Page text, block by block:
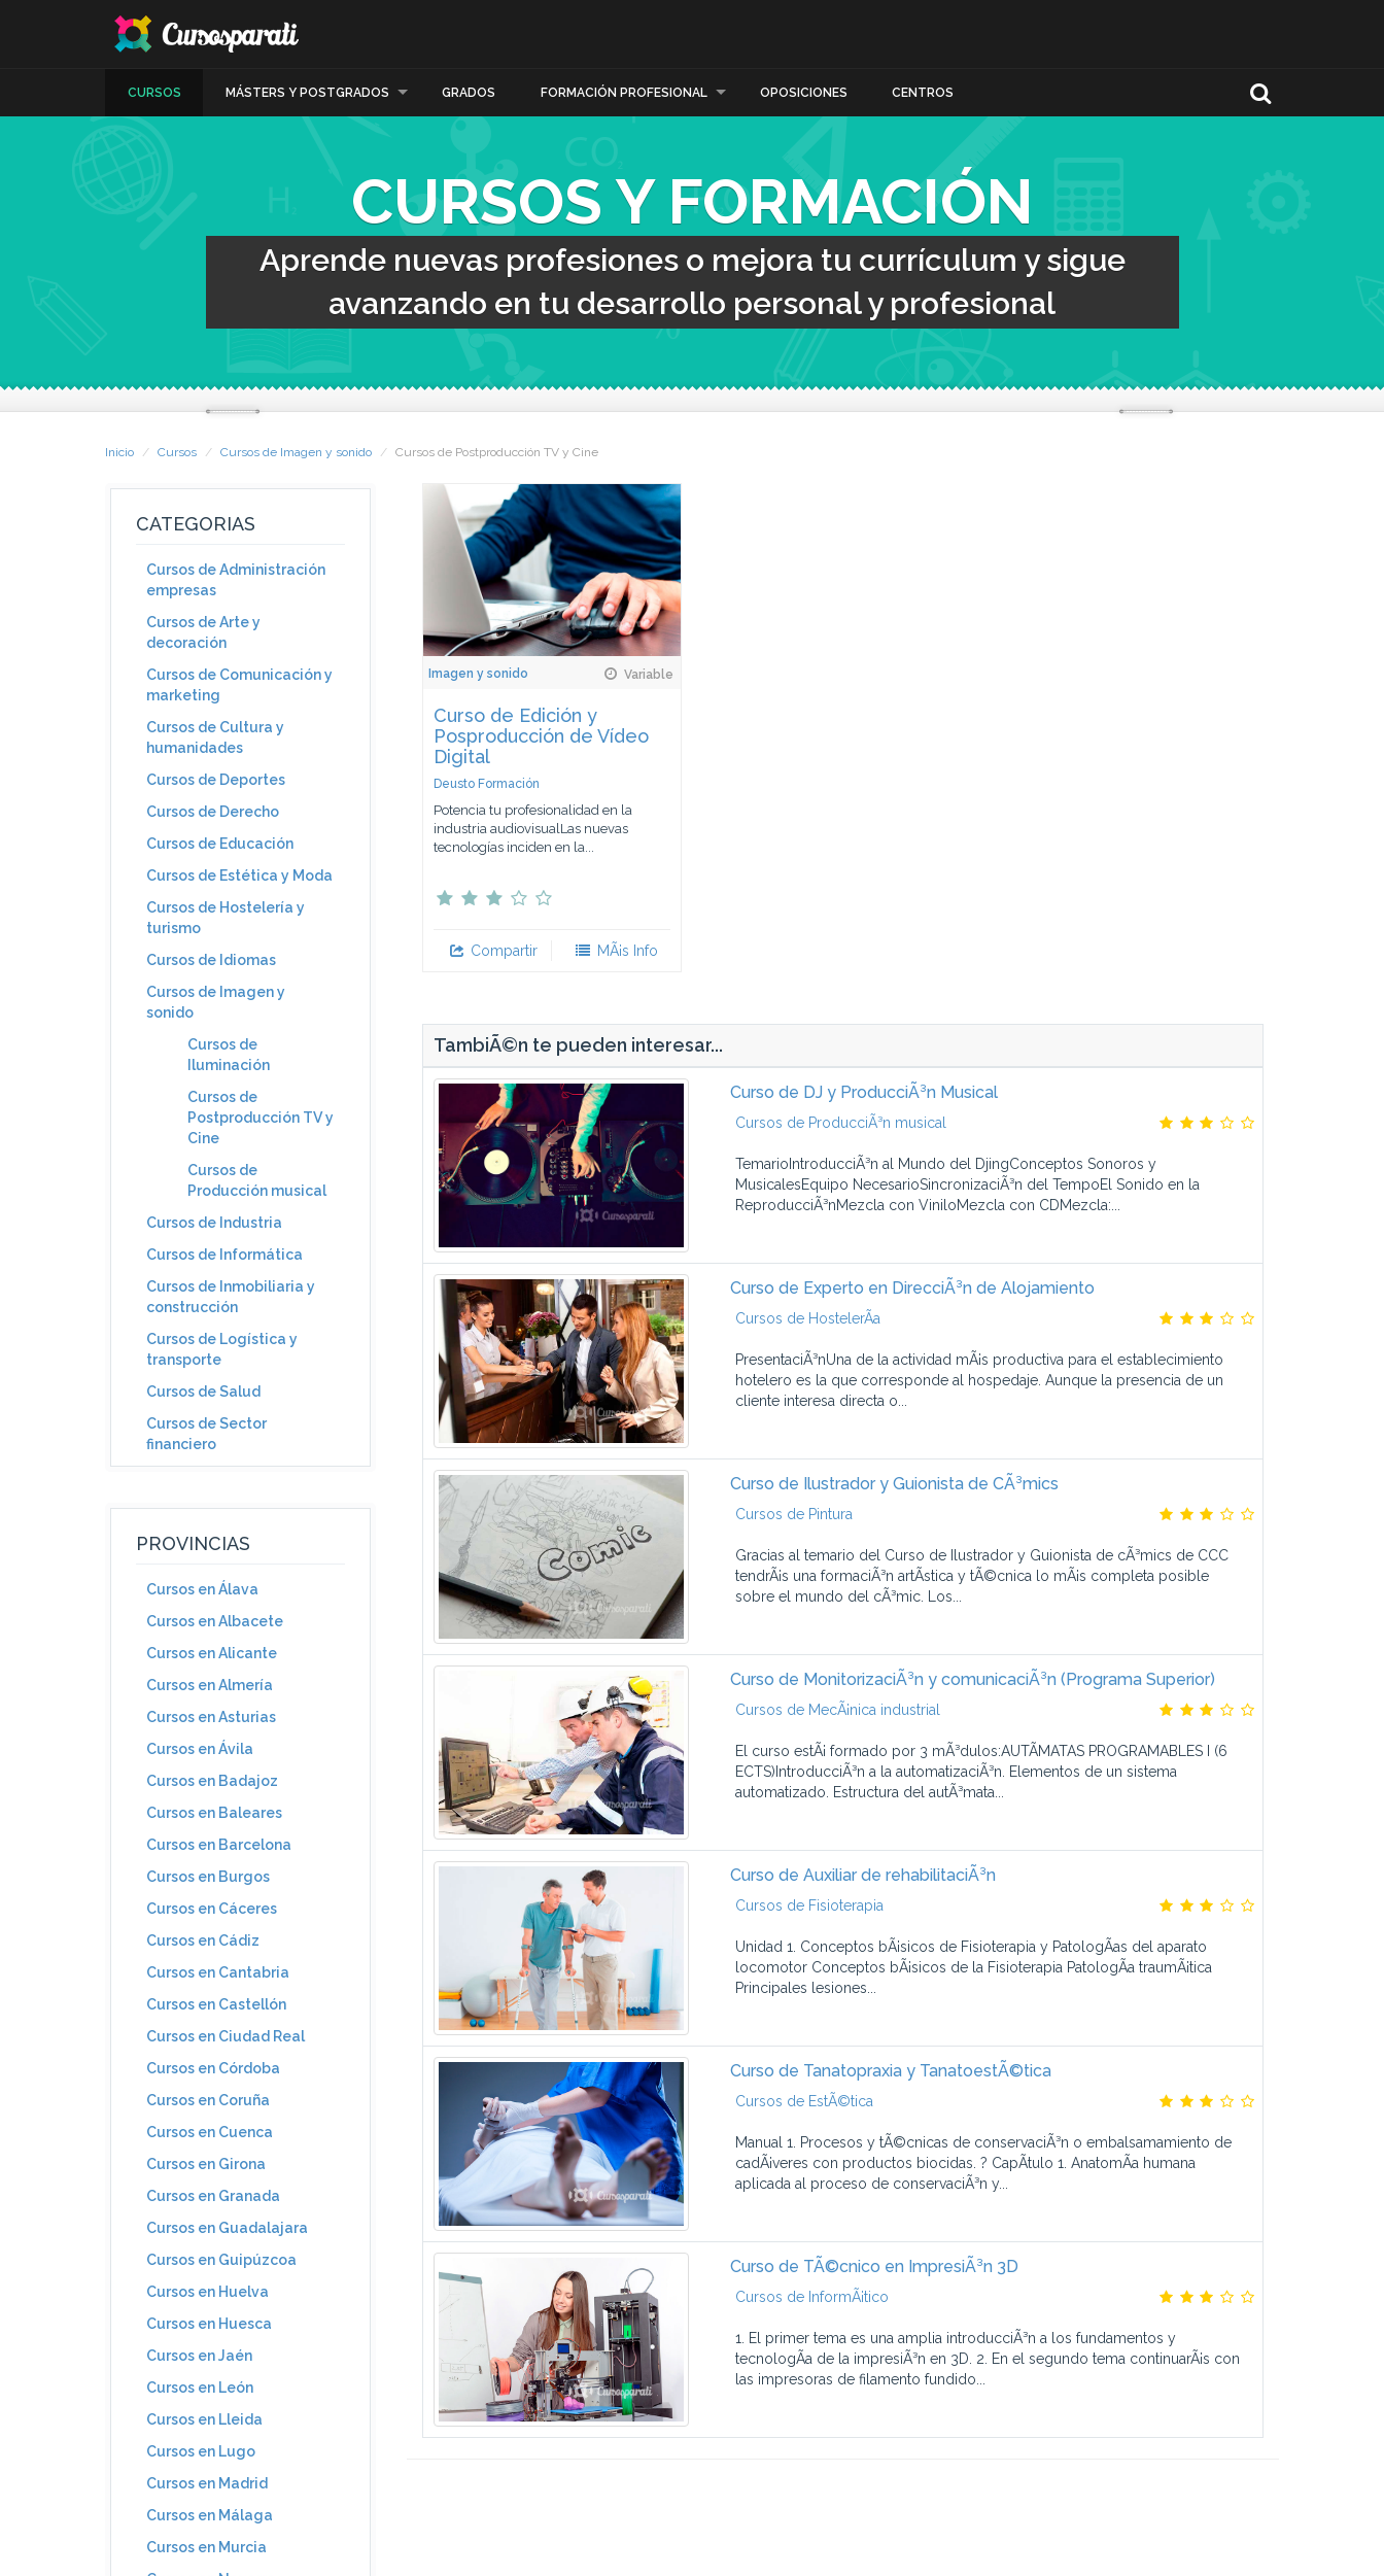
CURSOS MÁSTERS Y POSTGRADOS GRADOS FORMACIÓN PROFESIONAL OPOSICIONES CENTROS
CURSOS Y FORMACIÓN
Aprende nuevas profesiones o mejora tu currículum y sigue
avanzando en tu desarrollo personal y profesional
Inicio Cursos Cursos de Imagen y sonido Cursos de Postproducción TV y Cine
CATEGORIAS
Cursos de Administración
empresas
Cursos de Arte y
decoración
Cursos de Comunicación y
marketing
Cursos de Cultura y
humanidades
Cursos de Deportes
Cursos de Derecho
Cursos de Educación
Cursos de Estética y Moda
Cursos de Hostelería y
turismo
Cursos de Idiomas
Cursos de Imagen y
sonido
Cursos de
Iluminación
Cursos de
Postproducción TV y
Cine
Cursos de
Producción musical
Cursos de Industria
Cursos de Informática
Cursos de Inmobiliaria y
construcción
Cursos de Logística y
transporte
Cursos de Salud
Cursos de Sector
financiero
PROVINCIAS
Cursos en Álava
Cursos en Albacete
Cursos en Alicante
Cursos en Almería
Cursos en Asturias
Cursos en Ávila
Cursos en Badajoz
Cursos en Baleares
Cursos en Barcelona
Cursos en Burgos
Cursos en Cáceres
Cursos en Cádiz
Cursos en Cantabria
Cursos en Castellón
Cursos en Ciudad Real
Cursos en Córdoba
Cursos en Coruña
Cursos en Cuenca
Cursos en Girona
Cursos en Granada
Cursos en Guadalajara
Cursos en Guipúzcoa
Cursos en Huelva
Cursos en Huesca
Cursos en Jaén
Cursos en León
Cursos en Lleida
Cursos en Lugo
Cursos en Madrid
Cursos en Málaga
Cursos en Murcia
Imagen y sonido Variable
Curso de Edición y
Posproducción de Vídeo
Digital
Deusto Formación
Potencia tu profesionalidad en la
industria audiovisualLas nuevas
tecnologías inciden en la...
Compartir MÃ¡s Info
TambiÃ©n te pueden interesar...
Curso de DJ y ProducciÃ³n Musical
Cursos de ProducciÃ³n musical
TemarioIntroducciÃ³n al Mundo del DjingConceptos Sonoros y
MusicalesEquipo NecesarioSincronizaciÃ³n del TempoEl Sonido en la
ReproducciÃ³nMezcla con ViniloMezcla con CDMezcla:...
Curso de Experto en DirecciÃ³n de Alojamiento
Cursos de HostelerÃ­a
PresentaciÃ³nUna de la actividad mÃ¡s productiva para el establecimiento
hotelero es la que corresponde al hospedaje. Aunque la presencia de un
cliente interesa directa o...
Curso de Ilustrador y Guionista de CÃ³mics
Cursos de Pintura
Gracias al temario del Curso de Ilustrador y Guionista de cÃ³mics de CCC
tendrÃ¡s una formaciÃ³n artÃ­stica y tÃ©cnica lo mÃ¡s completa posible
sobre el mundo del cÃ³mic. Los...
Curso de MonitorizaciÃ³n y comunicaciÃ³n (Programa Superior)
Cursos de MecÃ¡nica industrial
El curso estÃ¡ formado por 3 mÃ³dulos:AUTÃMATAS PROGRAMABLES I (6
ECTS)IntroducciÃ³n a la automatizaciÃ³n. Elementos de un sistema
automatizado. Estructura del autÃ³mata...
Curso de Auxiliar de rehabilitaciÃ³n
Cursos de Fisioterapia
Unidad 1. Conceptos bÃ¡sicos de Fisioterapia y PatologÃ­as del aparato
locomotor Conceptos bÃ¡sicos de la Fisioterapia PatologÃ­a traumÃ¡tica
Principales lesiones...
Curso de Tanatopraxia y TanatoestÃ©tica
Cursos de EstÃ©tica
Manual 1. Procesos y tÃ©cnicas de conservaciÃ³n o embalsamamiento de
cadÃ¡veres con productos biocidas. ? CapÃ­tulo 1. AnatomÃ­a humana
aplicada al proceso de conservaciÃ³n y...
Curso de TÃ©cnico en ImpresiÃ³n 3D
Cursos de InformÃ¡tico
1. El primer tema es una amplia introducciÃ³n a los fundamentos y
tecnologÃ­a de la impresiÃ³n en 3D. 2. En el segundo tema continuarÃ¡s con
las impresoras de filamento fundido...